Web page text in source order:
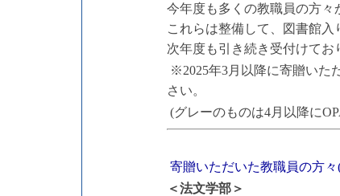
今年度も多くの教職員の方々
これらは整備して、図書館入
次年度も引き続き受付けてお
※2025年3月以降に寄贈いた
さい。
(グレーのものは4月以降に
寄贈いただいた教職員の方々(
＜法文学部＞